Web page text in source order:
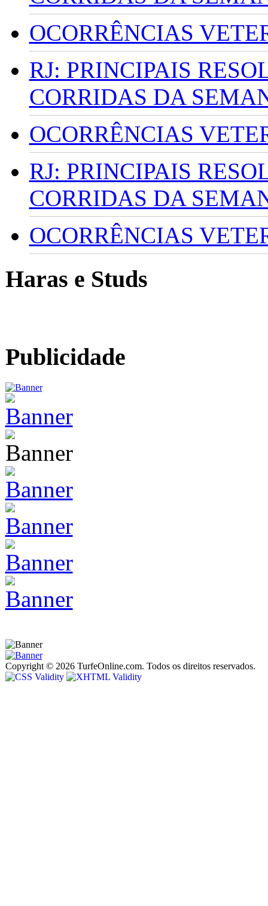
OCORRÊNCIAS
RJ: PRINCIPAIS
CORRIDAS DA
OCORRÊNCIAS
RJ: PRINCIPAIS
CORRIDAS DA
OCORRÊNCIAS
Haras e Studs
Publicidade
Copyright © 2026 TurfeOnline.com. Todos os direitos reservados.